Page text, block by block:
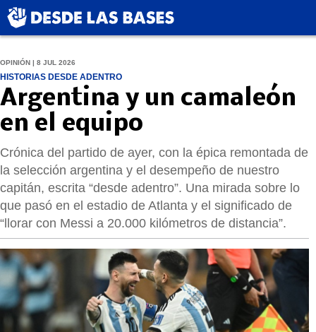
OPINIÓN | 8 JUL 2026
HISTORIAS DESDE ADENTRO
Argentina y un camaleón
en el equipo
Crónica del partido de ayer, con la épica remontada de
la selección argentina y el desempeño de nuestro
capitán, escrita “desde adentro”. Una mirada sobre lo
que pasó en el estadio de Atlanta y el significado de
“llorar con Messi a 20.000 kilómetros de distancia”.